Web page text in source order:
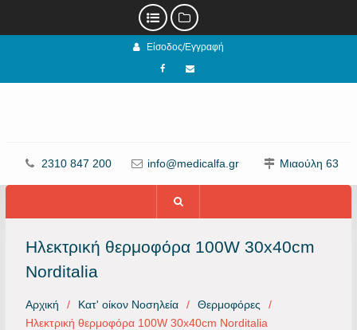
Είσοδος/Εγγραφή
Facebook
email
2310 847 200 info@medicalfa.gr Μιαούλη 63
Ηλεκτρική θερμοφόρα 100W 30x40cm
Norditalia
Αρχική Κατ' οίκον Νοσηλεία
Θερμοφόρες
Ηλεκτρική θερμοφόρα 100W 30x40cm Norditalia